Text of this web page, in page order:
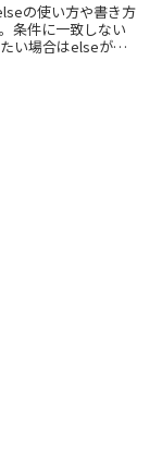
の使い方や書き方
条件に一致しない
い場合はelseが便